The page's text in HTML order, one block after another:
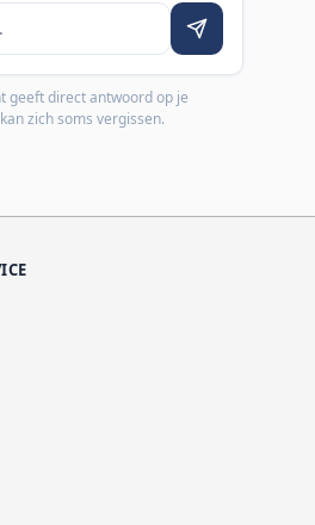
geeft direct antwoord op je
zich soms vergissen.